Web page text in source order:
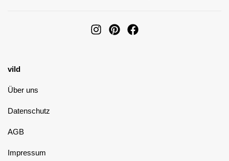
vild
Über uns
Datenschutz
AGB
Impressum